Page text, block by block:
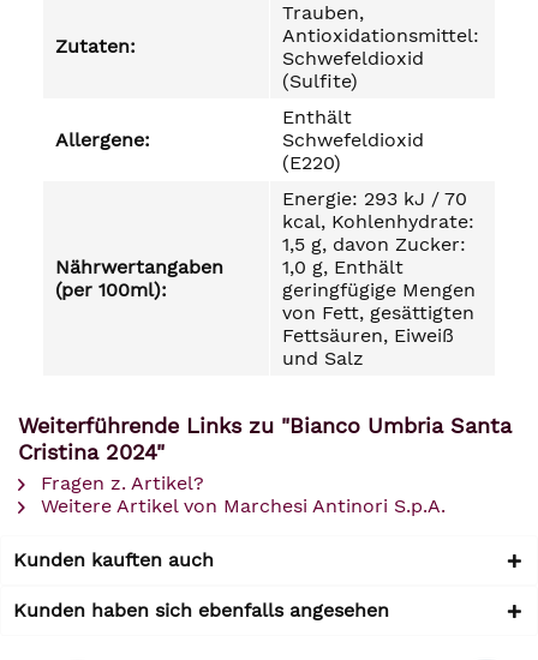
Zutaten:
Trauben,
Antioxidationsmittel:
Schwefeldioxid
(Sulfite)
Allergene:
Enthält
Schwefeldioxid
(E220)
Nährwertangaben
(per 100ml):
Energie: 293 kJ / 70
kcal, Kohlenhydrate:
1,5 g, davon Zucker:
1,0 g, Enthält
geringfügige Mengen
von Fett, gesättigten
Fettsäuren, Eiweiß
und Salz
Weiterführende Links zu "Bianco Umbria Santa
Cristina 2024"
Fragen z. Artikel?
Weitere Artikel von Marchesi Antinori S.p.A.
Kunden kauften auch
Kunden haben sich ebenfalls angesehen